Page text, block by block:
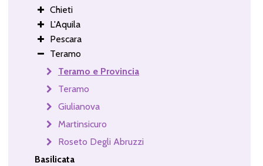
Chieti
L'Aquila
Pescara
Teramo
Teramo e Provincia
Teramo
Giulianova
Martinsicuro
Roseto Degli Abruzzi
Basilicata